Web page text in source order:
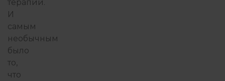
терапии.
И
самым
необычным
было
то,
что